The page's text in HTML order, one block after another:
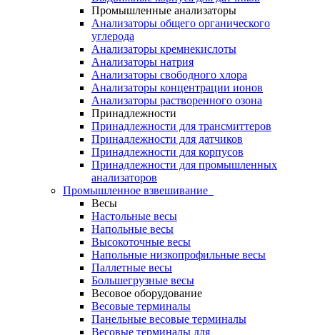
Промышленные анализаторы
Анализаторы общего органического
углерода
Анализаторы кремнекислоты
Анализаторы натрия
Анализаторы свободного хлора
Анализаторы концентрации ионов
Анализаторы растворенного озона
Принадлежности
Принадлежности для трансмиттеров
Принадлежности для датчиков
Принадлежности для корпусов
Принадлежности для промышленных
анализаторов
Промышленное взвешивание
Весы
Настольные весы
Напольные весы
Высокоточные весы
Напольные низкопрофильные весы
Паллетные весы
Большегрузные весы
Весовое оборудование
Весовые терминалы
Панельные весовые терминалы
Весовые терминалы для